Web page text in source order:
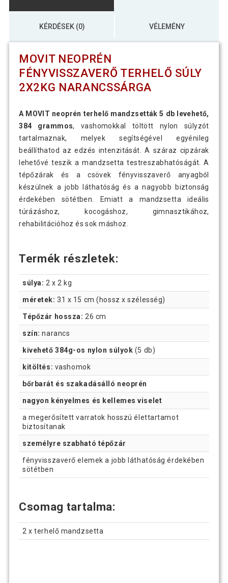
KÉRDÉSEK (0) VÉLEMÉNY
MOVIT NEOPRÉN
FÉNYVISSZAVERŐ TERHELŐ SÚLY
2X2KG NARANCSSÁRGA
A MOVIT neoprén terhelő mandzsetták 5 db levehető,
384 grammos, vashomokkal töltött nylon súlyzót
tartalmaznak, melyek segítségével egyénileg
beállíthatod az edzés intenzitását. A száraz cipzárak
lehetővé teszik a mandzsetta testreszabhatóságát. A
tépőzárak és a csövek fényvisszaverő anyagból
készülnek a jobb láthatóság és a nagyobb biztonság
érdekében sötétben. Emiatt a mandzsetta ideális
túrázáshoz, kocogáshoz, gimnasztikához,
rehabilitációhoz és sok máshoz.
Termék részletek:
súlya: 2 x 2 kg
méretek: 31 x 15 cm (hossz x szélesség)
Tépőzár hossza: 26 cm
szín: narancs
kivehető 384g-os nylon súlyok (5 db)
kitöltés: vashomok
bőrbarát és szakadásálló neoprén
nagyon kényelmes és kellemes viselet
a megerősített varratok hosszú élettartamot
biztosítanak
személyre szabható tépőzár
fényvisszaverő elemek a jobb láthatóság érdekében
sötétben
Csomag tartalma:
2 x terhelő mandzsetta